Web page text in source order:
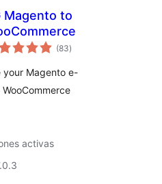
Magento to
(83total
de
)
your Magento e-
activas